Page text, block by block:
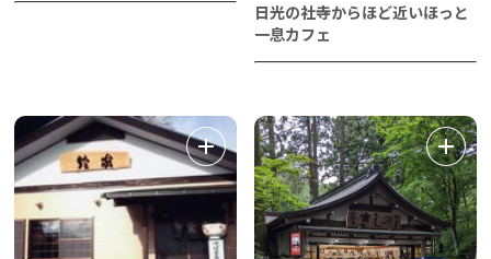
日光の社寺からほど近いほっと
一息カフェ